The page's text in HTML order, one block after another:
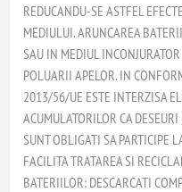
REDUCANDU-SE ASTFEL
MEDIULUI. ARUNCAREA
SAU IN MEDIUL
POLUARII APELOR. IN
2013/56/UE ESTE INTERZISA
ACUMULATORILOR CA
SUNT OBLIGATI SA PARTICIPE
FACILITA TRATAREA SI
BATERIILOR: DESCARCATI